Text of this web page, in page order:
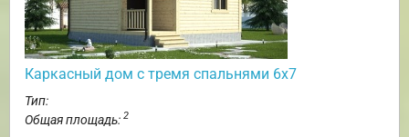
Каркасный дом с тремя спальнями 6х7
Тип:
Общая площадь: 2